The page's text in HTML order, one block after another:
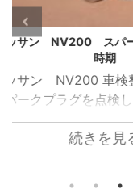
交換
入庫
すが
ール
しか
パンクを
ットで直
いのかと
のパンク
的に使う
伝えして